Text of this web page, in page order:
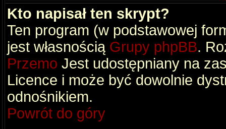
Kto napisał ten skrypt?
Ten program (w podstawowej
jest własnością Grupy phpBB.
Przemo Jest udostępniany na
Licence i może być dowolnie
odnośnikiem.
Powrót do góry